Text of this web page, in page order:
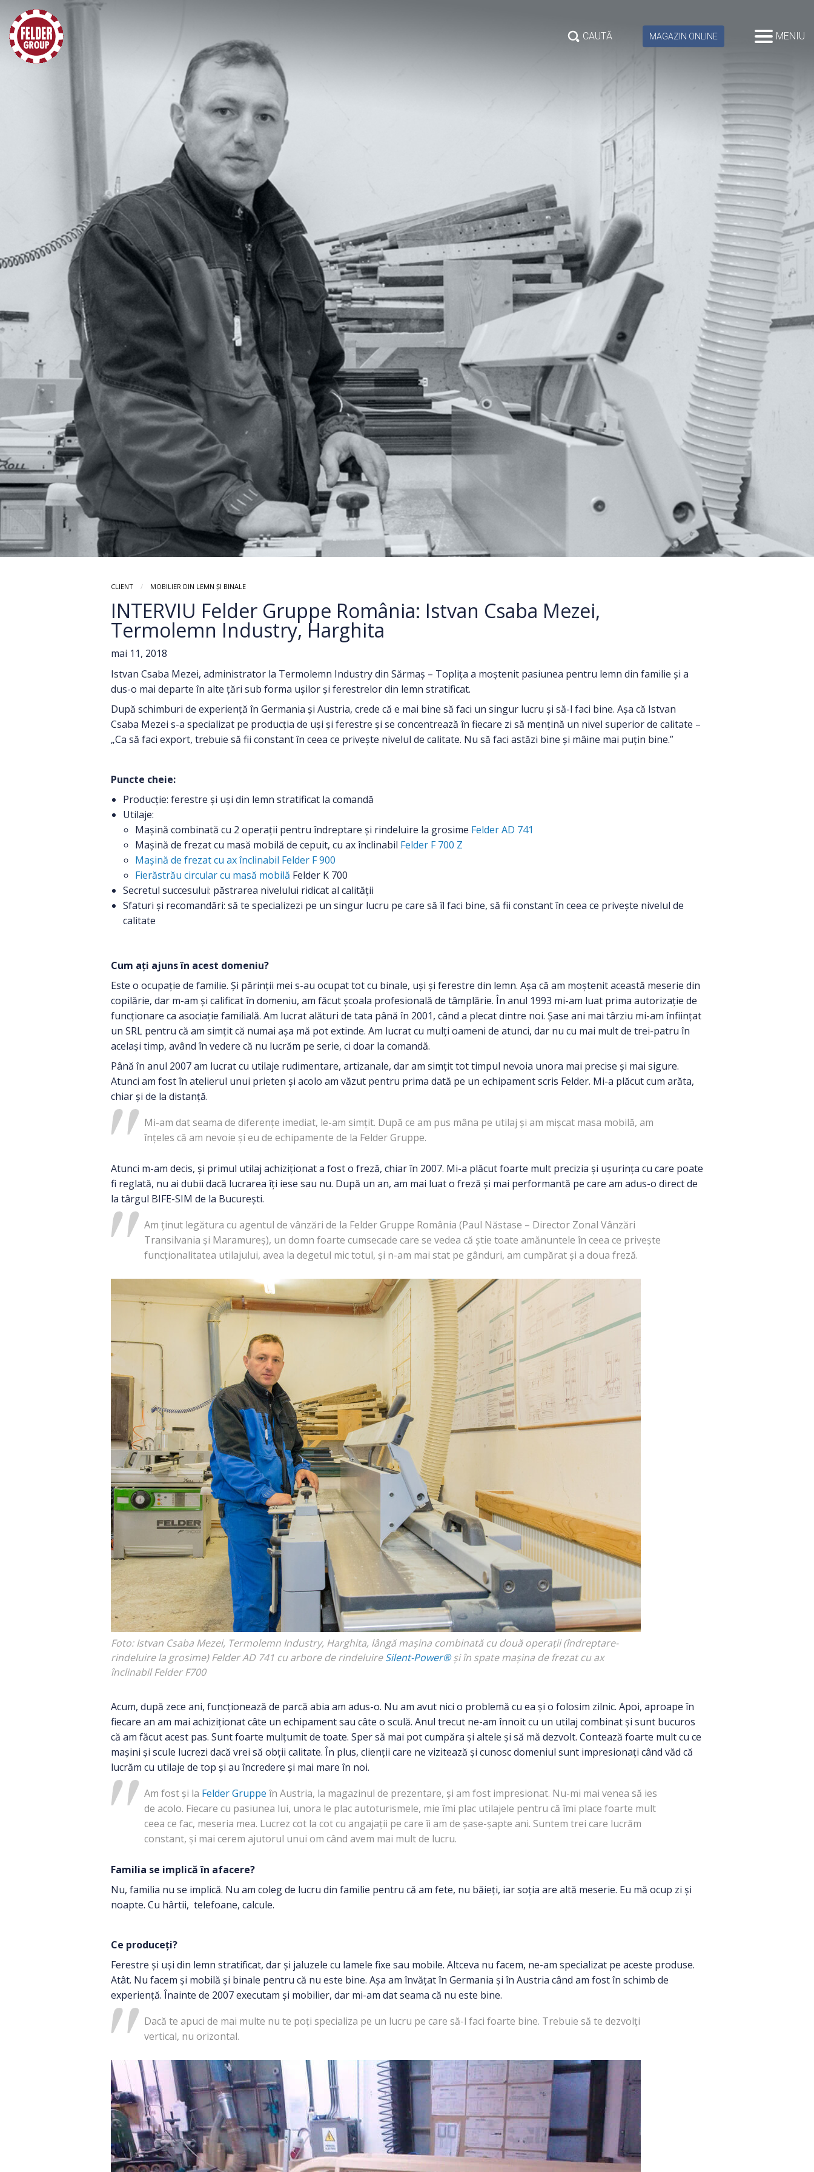
CAUTĂ MAGAZIN ONLINE MENIU
CLIENT MOBILIER DIN LEMN ȘI BINALE
INTERVIU Felder Gruppe România: Istvan Csaba Mezei,
Termolemn Industry, Harghita
mai 11, 2018
Istvan Csaba Mezei, administrator la Termolemn Industry din Sărmaș – Toplița a moștenit pasiunea pentru lemn din familie și a
dus-o mai departe în alte țări sub forma ușilor și ferestrelor din lemn stratificat.
După schimburi de experiență în Germania și Austria, crede că e mai bine să faci un singur lucru și să-l faci bine. Așa că Istvan
Csaba Mezei s-a specializat pe producția de uși și ferestre și se concentrează în fiecare zi să mențină un nivel superior de calitate –
„Ca să faci export, trebuie să fii constant în ceea ce privește nivelul de calitate. Nu să faci astăzi bine și mâine mai puțin bine.”
Puncte cheie:
Producție: ferestre și uși din lemn stratificat la comandă
Utilaje:
Mașină combinată cu 2 operații pentru îndreptare și rindeluire la grosime Felder AD 741
Mașină de frezat cu masă mobilă de cepuit, cu ax înclinabil Felder F 700 Z
Mașină de frezat cu ax înclinabil Felder F 900
Fierăstrău circular cu masă mobilă Felder K 700
Secretul succesului: păstrarea nivelului ridicat al calității
Sfaturi și recomandări: să te specializezi pe un singur lucru pe care să îl faci bine, să fii constant în ceea ce privește nivelul de
calitate
Cum ați ajuns în acest domeniu?
Este o ocupație de familie. Și părinții mei s-au ocupat tot cu binale, uși și ferestre din lemn. Așa că am moștenit această meserie din
copilărie, dar m-am și calificat în domeniu, am făcut școala profesională de tâmplărie. În anul 1993 mi-am luat prima autorizație de
funcționare ca asociație familială. Am lucrat alături de tata până în 2001, când a plecat dintre noi. Șase ani mai târziu mi-am înființat
un SRL pentru că am simțit că numai așa mă pot extinde. Am lucrat cu mulți oameni de atunci, dar nu cu mai mult de trei-patru în
același timp, având în vedere că nu lucrăm pe serie, ci doar la comandă.
Până în anul 2007 am lucrat cu utilaje rudimentare, artizanale, dar am simțit tot timpul nevoia unora mai precise și mai sigure.
Atunci am fost în atelierul unui prieten și acolo am văzut pentru prima dată pe un echipament scris Felder. Mi-a plăcut cum arăta,
chiar și de la distanță.
Mi-am dat seama de diferențe imediat, le-am simțit. După ce am pus mâna pe utilaj și am mișcat masa mobilă, am
înțeles că am nevoie și eu de echipamente de la Felder Gruppe.
Atunci m-am decis, și primul utilaj achiziționat a fost o freză, chiar în 2007. Mi-a plăcut foarte mult precizia și ușurința cu care poate
fi reglată, nu ai dubii dacă lucrarea îți iese sau nu. După un an, am mai luat o freză și mai performantă pe care am adus-o direct de
la târgul BIFE-SIM de la București.
Am ținut legătura cu agentul de vânzări de la Felder Gruppe România (Paul Năstase – Director Zonal Vânzări
Transilvania și Maramureș), un domn foarte cumsecade care se vedea că știe toate amănuntele în ceea ce privește
funcționalitatea utilajului, avea la degetul mic totul, și n-am mai stat pe gânduri, am cumpărat și a doua freză.
Foto: Istvan Csaba Mezei, Termolemn Industry, Harghita, lângă mașina combinată cu două operații (îndreptare-
rindeluire la grosime) Felder AD 741 cu arbore de rindeluire Silent-Power®și în spate mașina de frezat cu ax
înclinabil Felder F700
Acum, după zece ani, funcționează de parcă abia am adus-o. Nu am avut nici o problemă cu ea și o folosim zilnic. Apoi, aproape în
fiecare an am mai achiziționat câte un echipament sau câte o sculă. Anul trecut ne-am înnoit cu un utilaj combinat și sunt bucuros
că am făcut acest pas. Sunt foarte mulțumit de toate. Sper să mai pot cumpăra și altele și să mă dezvolt. Contează foarte mult cu ce
mașini și scule lucrezi dacă vrei să obții calitate. În plus, clienții care ne vizitează și cunosc domeniul sunt impresionați când văd că
lucrăm cu utilaje de top și au încredere și mai mare în noi.
Am fost și la Felder Gruppe în Austria, la magazinul de prezentare, și am fost impresionat. Nu-mi mai venea să ies
de acolo. Fiecare cu pasiunea lui, unora le plac autoturismele, mie îmi plac utilajele pentru că îmi place foarte mult
ceea ce fac, meseria mea. Lucrez cot la cot cu angajații pe care îi am de șase-șapte ani. Suntem trei care lucrăm
constant, și mai cerem ajutorul unui om când avem mai mult de lucru.
Familia se implică în afacere?
Nu, familia nu se implică. Nu am coleg de lucru din familie pentru că am fete, nu băieți, iar soția are altă meserie. Eu mă ocup zi și
noapte. Cu hârtii, telefoane, calcule.
Ce produceți?
Ferestre și uși din lemn stratificat, dar și jaluzele cu lamele fixe sau mobile. Altceva nu facem, ne-am specializat pe aceste produse.
Atât. Nu facem și mobilă și binale pentru că nu este bine. Așa am învățat în Germania și în Austria când am fost în schimb de
experiență. Înainte de 2007 executam și mobilier, dar mi-am dat seama că nu este bine.
Dacă te apuci de mai multe nu te poți specializa pe un lucru pe care să-l faci foarte bine. Trebuie să te dezvolți
vertical, nu orizontal.